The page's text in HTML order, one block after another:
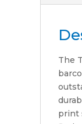
The
print